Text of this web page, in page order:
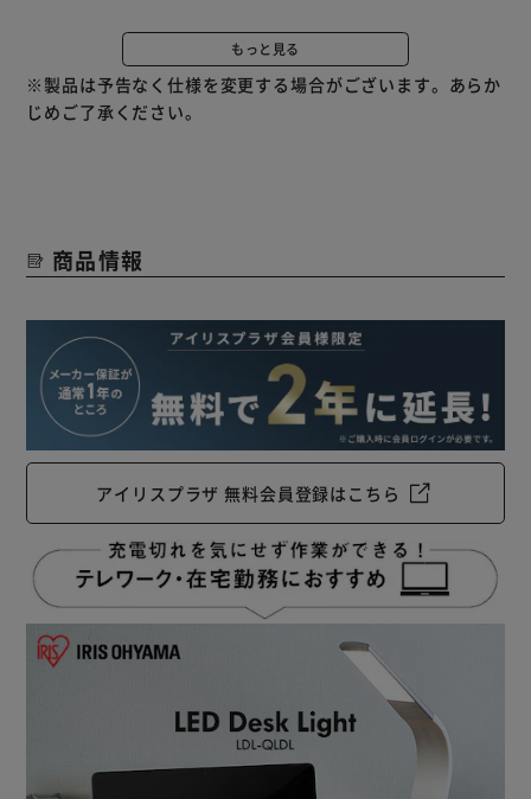
◆Point.2：使い勝手の良いUSBポート付き
スマートフォンやモバイルバッテリーなど、USBポートに差
し込むだけで、簡単に充電。
お好みに合わせて自由に調節できます。
◆Point.5：3段階調色
使用シーンに合わせて電球色・昼白色・昼光色の3段階から
調節でき、最適な明かりで集中力UP。
◆Point.6：角度調整可能
作業に応じて照らしたい場所をしっかりと照らせます。
もっと見る
※製品は予告なく仕様を変更する場合がございます。あらか
じめご了承ください。
商品情報
アイリスプラザ 無料会員登録はこちら